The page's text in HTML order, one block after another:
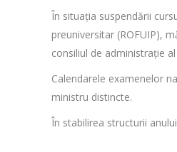
În situația suspendării
preuniversitar (ROFUIP),
consiliul de administrație
Calendarele examenelor
ministru distincte.
În stabilirea structurii